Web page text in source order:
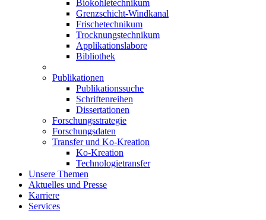
Biokohletechnikum
Grenzschicht-Windkanal
Frischetechnikum
Trocknungstechnikum
Applikationslabore
Bibliothek
Publikationen
Publikationssuche
Schriftenreihen
Dissertationen
Forschungsstrategie
Forschungsdaten
Transfer und Ko-Kreation
Ko-Kreation
Technologietransfer
Unsere Themen
Aktuelles und Presse
Karriere
Services